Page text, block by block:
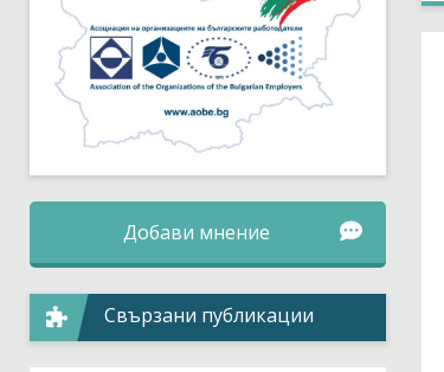
Добави мнение
Свързани публикации